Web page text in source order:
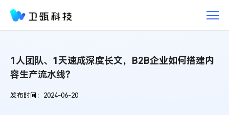
实
1人团队、1天速成深度长文，B2B企业如何搭建内
容生产流水线？
发布时间：2024-06-20